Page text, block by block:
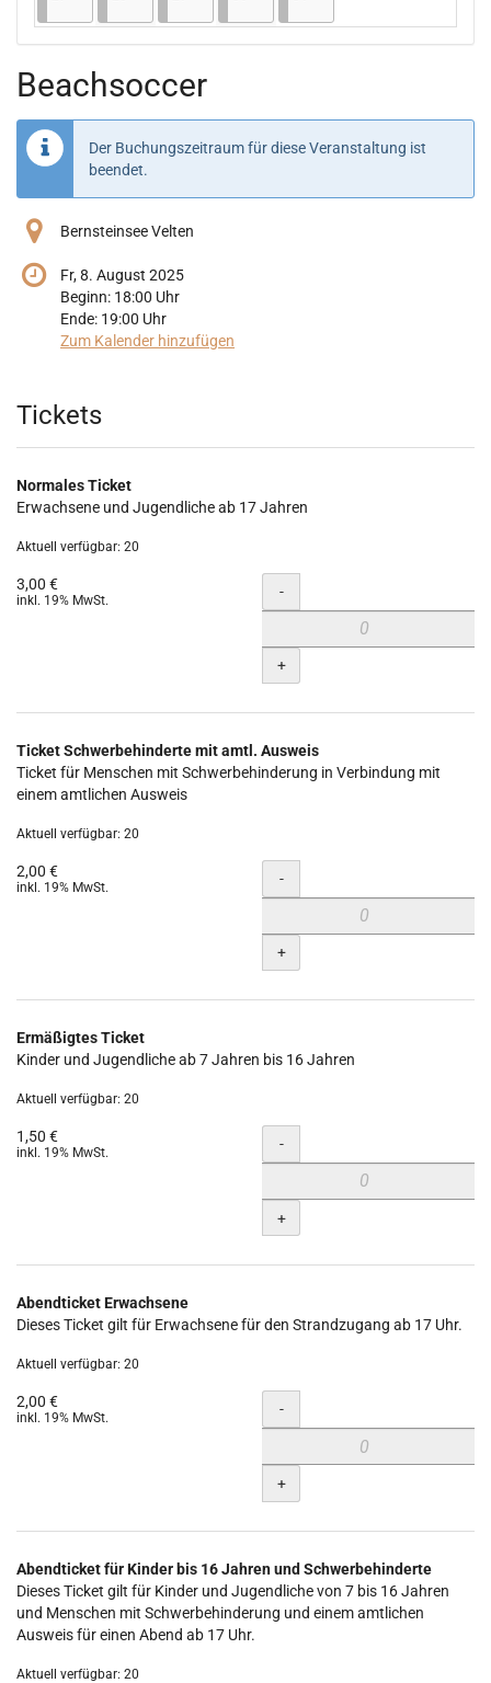
Beachsoccer
Der Buchungszeitraum für diese Veranstaltung ist
beendet.
Bernsteinsee Velten
Fr, 8. August 2025
Beginn: 18:00 Uhr
Ende: 19:00 Uhr
Zum Kalender hinzufügen
Produkte
Tickets
Normales Ticket
Erwachsene und Jugendliche ab 17 Jahren
Aktuell verfügbar: 20
3,00 €
inkl. 19% MwSt. Menge
-
+
Ticket Schwerbehinderte mit amtl. Ausweis
Ticket für Menschen mit Schwerbehinderung in Verbindung mit
einem amtlichen Ausweis
Aktuell verfügbar: 20
2,00 €
inkl. 19% MwSt. Menge
-
+
Ermäßigtes Ticket
Kinder und Jugendliche ab 7 Jahren bis 16 Jahren
Aktuell verfügbar: 20
1,50 €
inkl. 19% MwSt. Menge
-
+
Abendticket Erwachsene
Dieses Ticket gilt für Erwachsene für den Strandzugang ab 17 Uhr.
Aktuell verfügbar: 20
2,00 €
inkl. 19% MwSt. Menge
-
+
Abendticket für Kinder bis 16 Jahren und Schwerbehinderte
Dieses Ticket gilt für Kinder und Jugendliche von 7 bis 16 Jahren
und Menschen mit Schwerbehinderung und einem amtlichen
Ausweis für einen Abend ab 17 Uhr.
Aktuell verfügbar: 20